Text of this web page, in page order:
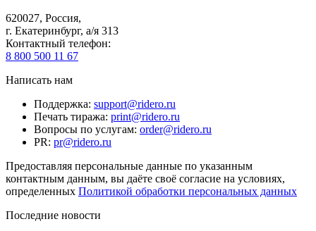
620027, Россия,
г. Екатеринбург, а/я 313
Контактный телефон:
8 800 500 11 67
Написать нам
Поддержка: support@ridero.ru
Печать тиража: print@ridero.ru
Вопросы по услугам: order@ridero.ru
PR: pr@ridero.ru
Предоставляя персональные данные по указанным
контактным данным, вы даёте своё согласие на условиях,
определенных Политикой обработки персональных данных
Последние новости